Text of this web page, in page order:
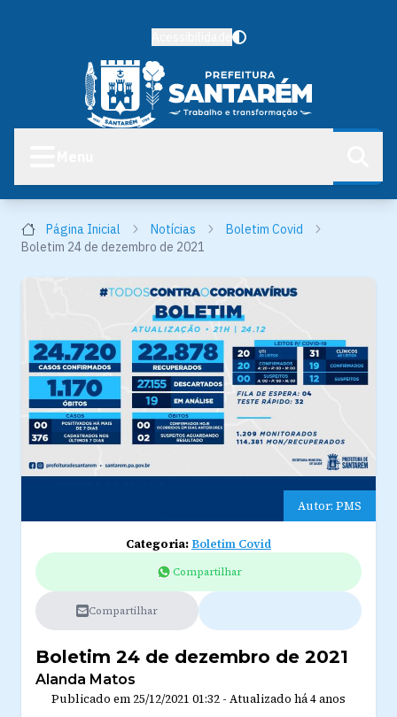
Página Inicial Notícias
Boletim Covid
Boletim 24 de dezembro de 2021
Autor: PMS
Categoria:Boletim Covid
Compartilhar
Compartilhar
Boletim 24 de dezembro de 2021
Alanda Matos
Publicado em 25/12/2021 01:32 - Atualizado há 4 anos